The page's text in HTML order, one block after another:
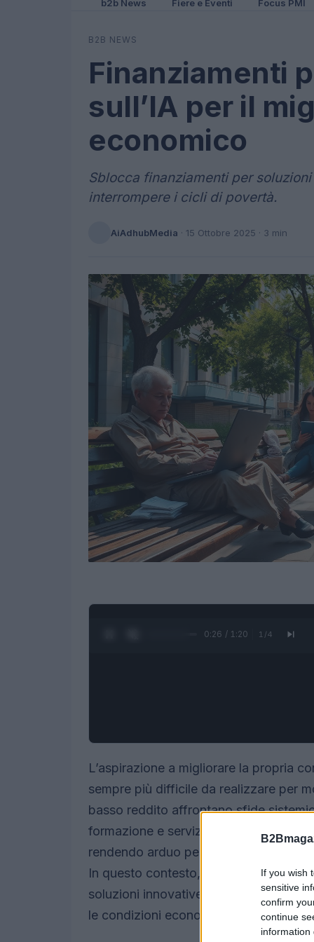
If you wish
sensitive
confirm
continue
information
b2b News Fiere e Eventi Focus PMI
B2B NEWS
Finanziamenti
sull’IA per il
economico
Sblocca finanziamenti per
interrompere i cicli di povertà.
AiAdhubMedia · 15 Ottobre 2025 · 3 min
0:27 / 1:20 1 /4
L’aspirazione a migliorare la propria
sempre più difficile da realizzare per
basso reddito affrontano sfide
formazione e servizi pubblici. Queste
rendendo arduo per le famiglie
In questo contesto, si presenta
soluzioni innovative di
intelligenza
le condizioni economiche.